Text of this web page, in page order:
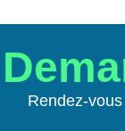
Rendez-